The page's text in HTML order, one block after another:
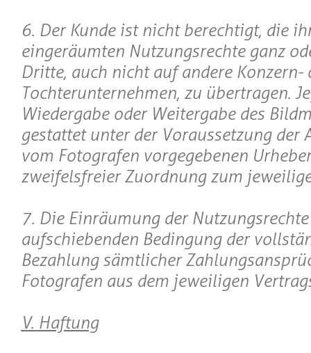
6. Der Kunde ist nicht berechtigt, die
eingeräumten Nutzungsrechte ganz
Dritte, auch nicht auf andere Konzern-
Tochterunternehmen, zu übertragen.
Wiedergabe oder Weitergabe des
gestattet unter der Voraussetzung der
vom Fotografen vorgegebenen
zweifelsfreier Zuordnung zum
7. Die Einräumung der
aufschiebenden Bedingung der
Bezahlung sämtlicher
Fotografen aus dem jeweiligen
V. Haftung